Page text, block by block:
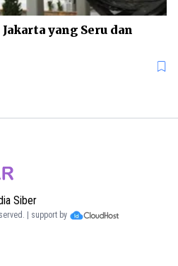
yang Seru dan
Siber
| support by